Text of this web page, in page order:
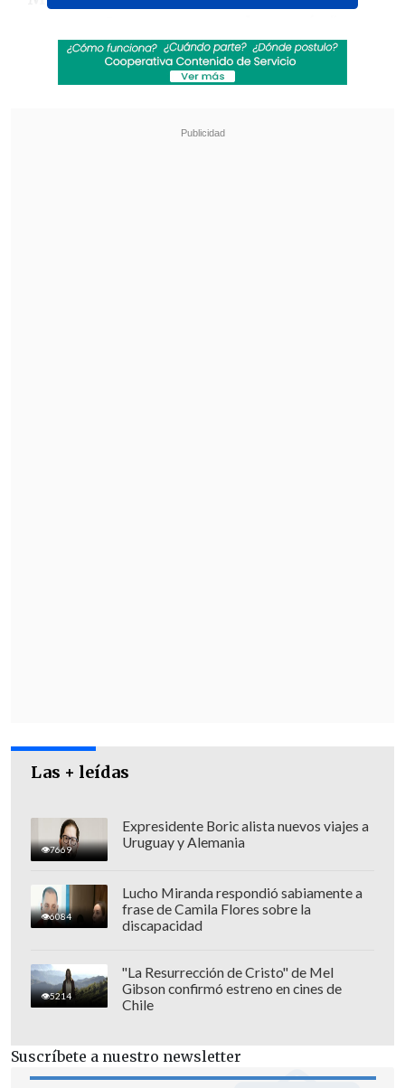
publicó Alexis en sus historias de
Instagram, junto a un collage de fotos
selección nacional.
sus récords con La Roja, como máximo
goleador en clasificatorias, artillero
Las + leídas
7669
Expresidente Boric alista nuevos viajes a
Uruguay y Alemania
6084
Lucho Miranda respondió sabiamente a
frase de Camila Flores sobre la
discapacidad
5214
"La Resurrección de Cristo" de Mel
Gibson confirmó estreno en cines de
Chile
Suscríbete a nuestro newsletter